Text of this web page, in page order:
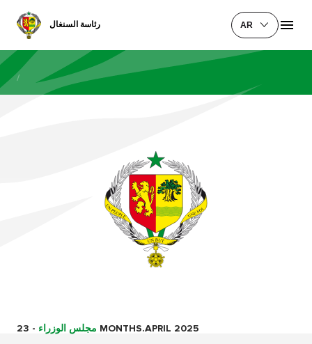
رئاسة السنغال AR
/
مجلس الوزراء - 23 MONTHS.APRIL 2025